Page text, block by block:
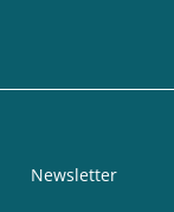
Newsletter